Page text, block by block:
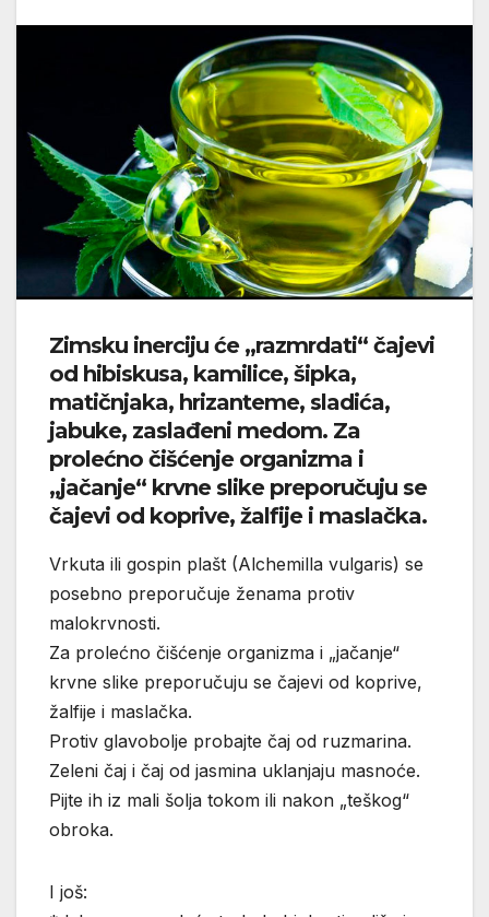
Zimsku inerciju će „razmrdati“ čajevi
od hibiskusa, kamilice, šipka,
matičnjaka, hrizanteme, sladića,
jabuke, zaslađeni medom. Za
prolećno čišćenje organizma i
„jačanje“ krvne slike preporučuju se
čajevi od koprive, žalfije i maslačka.
Vrkuta ili gospin plašt (Alchemilla vulgaris) se
posebno preporučuje ženama protiv
malokrvnosti.
Za prolećno čišćenje organizma i „jačanje“
krvne slike preporučuju se čajevi od koprive,
žalfije i maslačka.
Protiv glavobolje probajte čaj od ruzmarina.
Zeleni čaj i čaj od jasmina uklanjaju masnoće.
Pijte ih iz mali šolja tokom ili nakon „teškog“
obroka.
I još: